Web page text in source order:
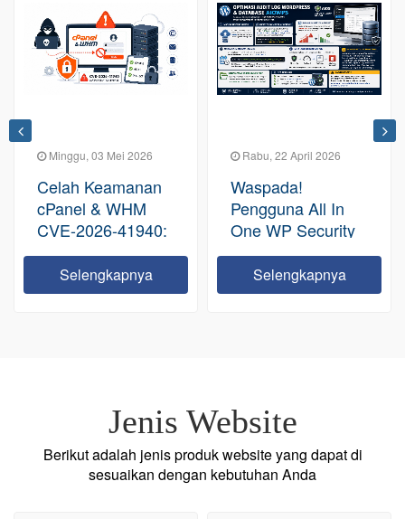
Minggu, 03 Mei 2026
Celah Keamanan
cPanel & WHM
CVE-2026-41940:
Sebuah
Peringatan Serius
bagi Ekosistem
Selengkapnya
Rabu, 22 April 2026
Waspada!
Pengguna All In
One WP Security
(AIOWPS), Table
Ini Bisa
membengkak
Selengkapnya
Jenis Website
Berikut adalah jenis produk website yang dapat di
sesuaikan dengan kebutuhan Anda